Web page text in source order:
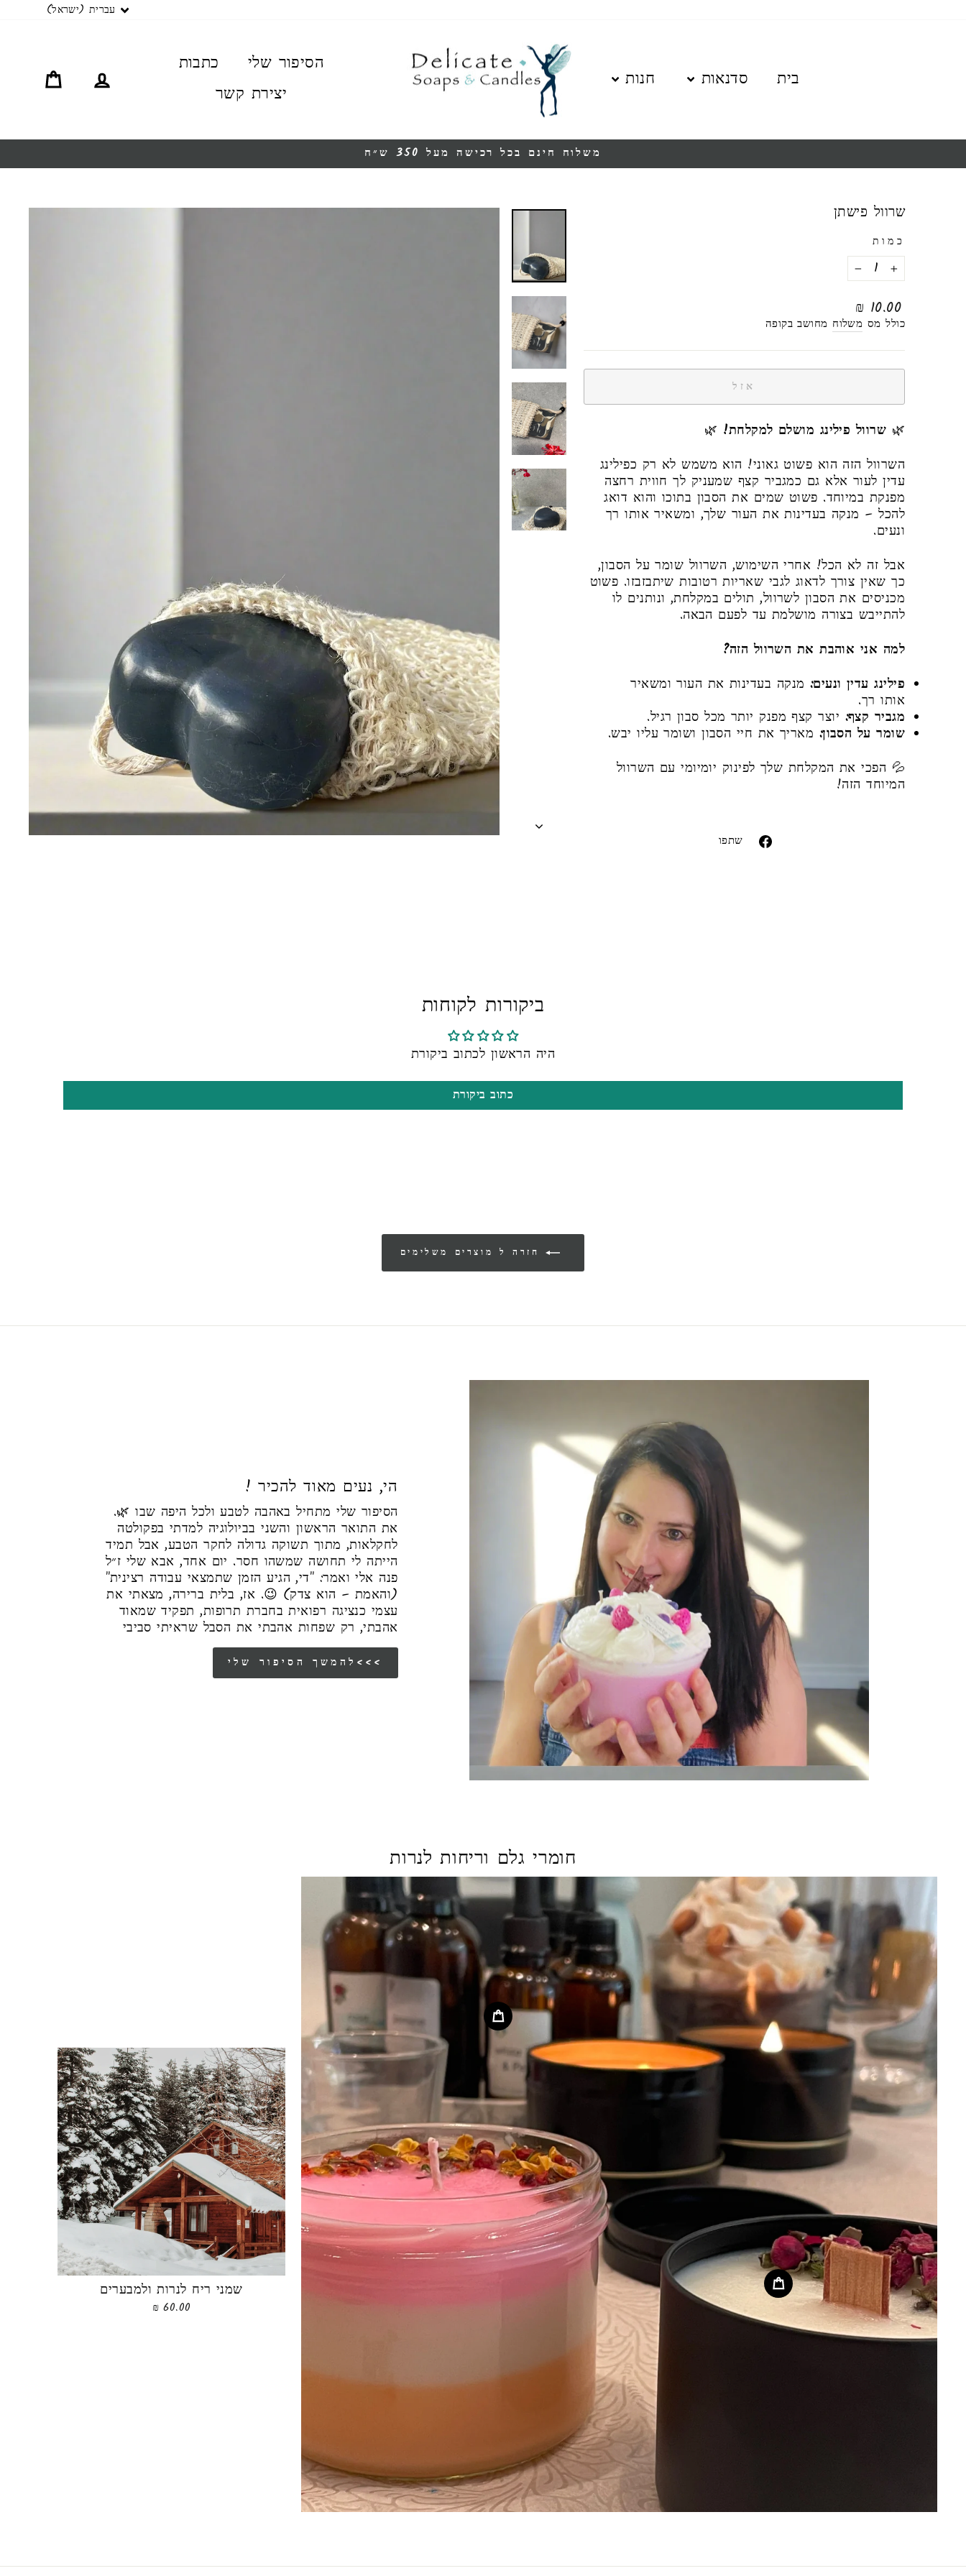
שפהעברית (ישראל)
בית סדנאות חנות
הסיפור שלי
כתבות
יצירת קשר
התחברות
עצור
משלוח חינם בכל רכישה מעל 350 ש״ח
שרוול פישתן
כמות
−
+
מחיר
רגיל
10.00 ₪
כולל מס משלוח מחושב בקופה
אזל
🌿 שרוול פילינג מושלם למקלחת! 🌿
השרוול הזה הוא פשוט גאוני! הוא משמש לא רק כפילינג
עדין לעור אלא גם כמגביר קצף שמעניק לך חווית רחצה
מפנקת במיוחד. פשוט שמים את הסבון בתוכו והוא דואג
להכל – מנקה בעדינות את העור שלך, ומשאיר אותו רך
ונעים.
אבל זה לא הכל! אחרי השימוש, השרוול שומר על הסבון,
כך שאין צורך לדאוג לגבי שאריות רטובות שיתבזבזו. פשוט
מכניסים את הסבון לשרוול, תולים במקלחת, ונותנים לו
להתייבש בצורה מושלמת עד לפעם הבאה.
למה אני אוהבת את השרוול הזה?
פילינג עדין ונעים: מנקה בעדינות את העור ומשאיר
אותו רך.
מגביר קצף: יוצר קצף מפנק יותר מכל סבון רגיל.
שומר על הסבון: מאריך את חיי הסבון ושומר עליו יבש.
💦 הפכי את המקלחת שלך לפינוק יומיומי עם השרוול
המיוחד הזה!
שתפו
ביקורות לקוחות
היה הראשון לכתוב ביקורת
כתוב ביקורת
חזרה ל מוצרים משלימים
! הי, נעים מאוד להכיר
את התואר הראשון והשני בביולוגיה למדתי בפקולטה
לחקלאות, מתוך תשוקה גדולה לחקר הטבע, אבל תמיד
הייתה לי תחושה שמשהו חסר. יום אחד, אבא שלי ז״ל
פנה אלי ואמר: "די, הגיע הזמן שתמצאי עבודה רצינית"
(והאמת – הוא צדק) 😉. אז, בלית ברירה, מצאתי את
עצמי כנציגה רפואית בחברת תרופות, תפקיד שמאוד
אהבתי, רק שפחות אהבתי את הסבל שראיתי סביבי
להמשך הסיפור שלי<<<
חומרי גלם וריחות לנרות
שמני ריח לנרות ולמבערים
60.00 ₪